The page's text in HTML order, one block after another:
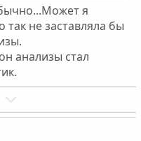
о
с
я
не заставляла бы
анализы стал
е